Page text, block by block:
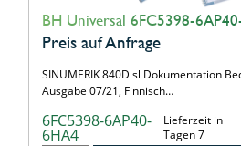
BH Universal 6FC5398-
Preis auf Anfrage
SINUMERIK 840D sl Dokumentation
Ausgabe 07/21, Finnisch…
6FC5398-6AP40-
6HA4
Lieferzeit in
Tagen 7